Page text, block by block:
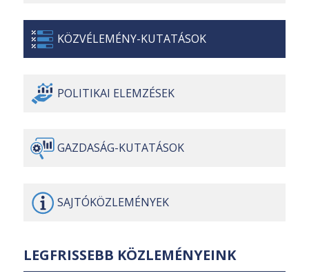
KÖZVÉLEMÉNY-KUTATÁSOK
POLITIKAI ELEMZÉSEK
GAZDASÁG-KUTATÁSOK
SAJTÓKÖZLEMÉNYEK
LEGFRISSEBB KÖZLEMÉNYEINK